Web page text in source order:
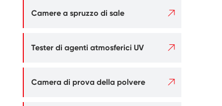
Camere a spruzzo di sale 
Tester di agenti atmosferici UV 
Camera di prova della polvere 